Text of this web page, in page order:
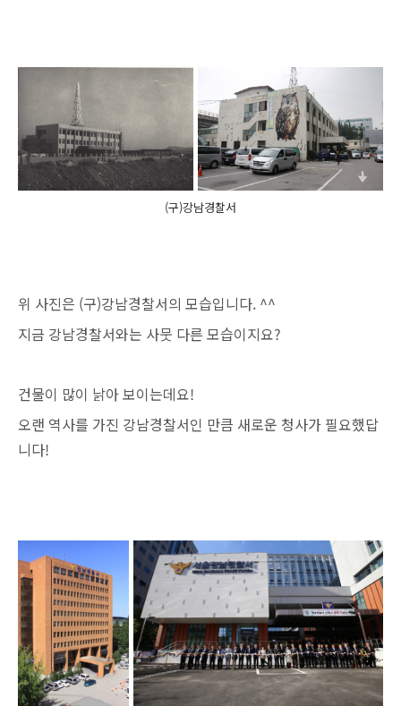
(구)강남경찰서
위 사진은 (구)강남경찰서의 모습입니다. ^^
지금 강남경찰서와는 사뭇 다른 모습이지요?
건물이 많이 낡아 보이는데요!
오랜 역사를 가진 강남경찰서인 만큼 새로운 청사가 필요했답
니다!